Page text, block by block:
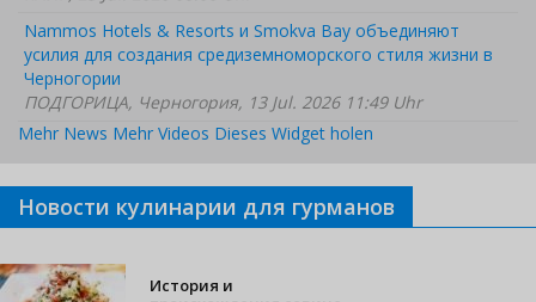
Nammos Hotels & Resorts и Smokva Bay объединяют
усилия для создания средиземноморского стиля жизни в
Черногории
ПОДГОРИЦА, Черногория, 13 Jul. 2026 11:49 Uhr
Mehr News Mehr Videos Dieses Widget holen
Новости кулинарии для гурманов
История и